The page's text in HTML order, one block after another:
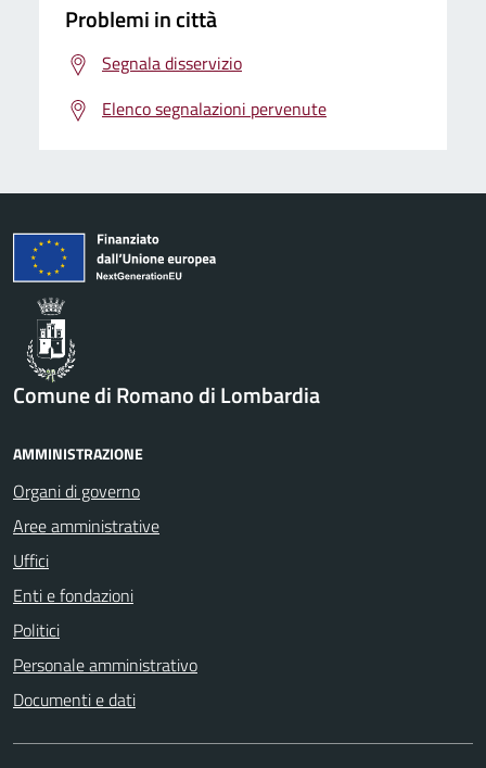
Problemi in città
Segnala disservizio
Elenco segnalazioni pervenute
Comune di Romano di Lombardia
AMMINISTRAZIONE
Organi di governo
Aree amministrative
Uffici
Enti e fondazioni
Politici
Personale amministrativo
Documenti e dati